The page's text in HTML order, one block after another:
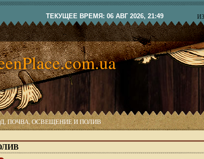
ТЕКУЩЕЕ ВРЕМЯ: 06 АВГ 2026, 21:49
ПОЧВА, ОСВЕЩЕНИЕ И ПОЛИВ